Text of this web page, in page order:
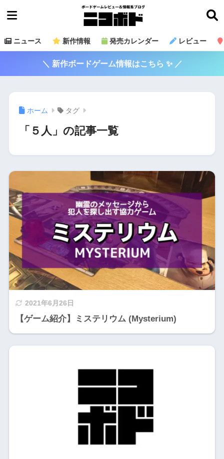
ニュース 新作情報 発売カレンダー レビュー
＼ 新作ボードゲーム情報はこちら ✨ ／
ホーム タグ
「５人」の記事一覧
2021年6月26日
【ゲーム紹介】ミステリウム (Mysterium)